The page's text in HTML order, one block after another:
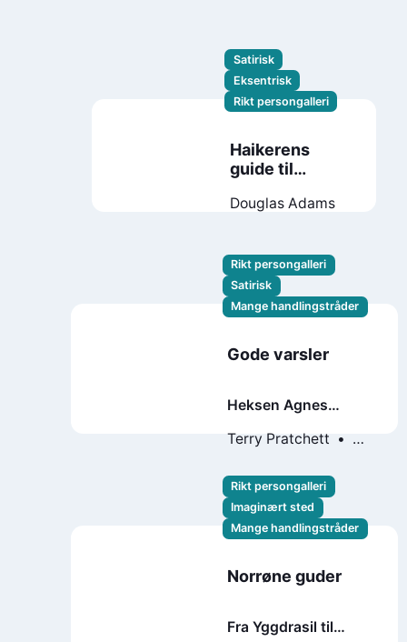
Satirisk
Eksentrisk
Rikt persongalleri
Haikerens
guide til
Douglas Adams
Rikt persongalleri
Satirisk
Mange handlingstråder
Gode varsler
Heksen Agnes
korrekte profetier
Terry Pratchett
Rikt persongalleri
Imaginært sted
Mange handlingstråder
Norrøne guder
Fra Yggdrasil til